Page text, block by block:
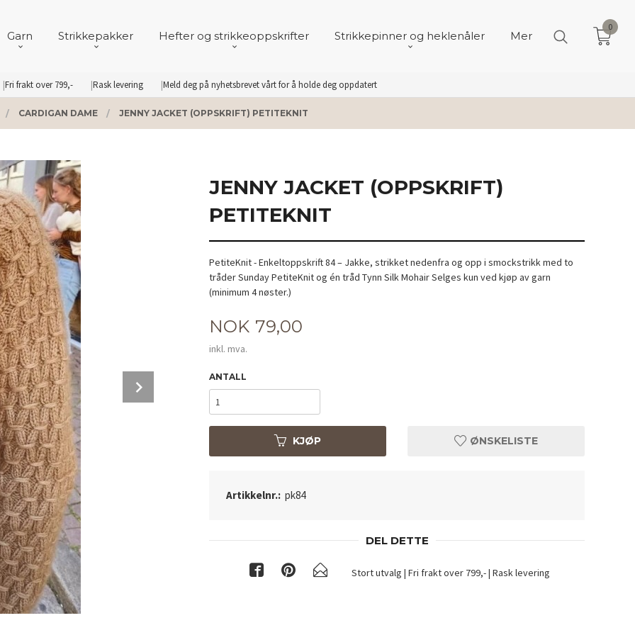
Fri frakt over 799,- Rask levering Meld deg på nyhetsbrevet vårt for å holde deg oppdatert
Garn Strikkepakker Hefter og strikkeoppskrifter Strikkepinner og heklenåler Mer
0
CARDIGAN DAME JENNY JACKET (OPPSKRIFT) PETITEKNIT
JENNY JACKET (OPPSKRIFT)
PETITEKNIT
PetiteKnit - Enkeltoppskrift 84 – Jakke, strikket nedenfra og opp i smockstrikk med to
tråder Sunday PetiteKnit og én tråd Tynn Silk Mohair Selges kun ved kjøp av garn
(minimum 4 nøster.)
Pris
NOK 79,00
inkl. mva.
ANTALL
KJØP ØNSKELISTE
Artikkelnr.: pk84
DEL DETTE
Stort utvalg | Fri frakt over 799,- | Rask levering